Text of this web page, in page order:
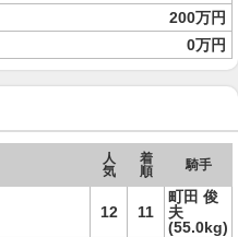
200万円
0万円
人
気
着
順
騎手
12 11
町田 俊
夫
(55.0kg)